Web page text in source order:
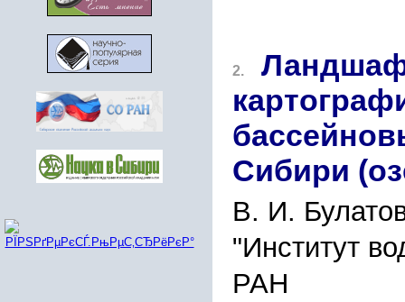
2.
Сибири
В. И.
"Институт
РАН